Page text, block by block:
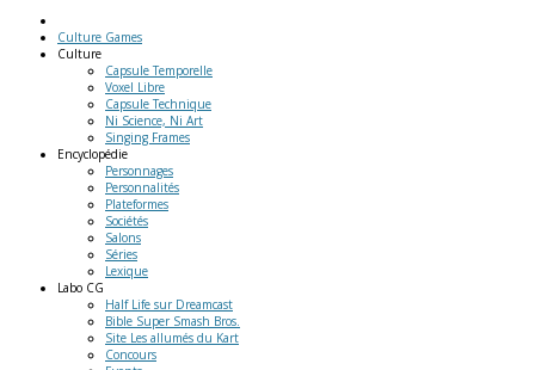
Culture Games
Culture
Capsule Temporelle
Voxel Libre
Capsule Technique
Ni Science, Ni Art
Singing Frames
Encyclopédie
Personnages
Personnalités
Plateformes
Sociétés
Salons
Séries
Lexique
Labo CG
Half Life sur Dreamcast
Bible Super Smash Bros.
Site Les allumés du Kart
Concours